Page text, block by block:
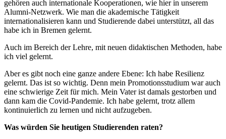
gehören auch internationale Kooperationen, wie hier in unserem
Alumni-Netzwerk. Wie man die akademische Tätigkeit
internationalisieren kann und Studierende dabei unterstützt, all das
habe ich in Bremen gelernt.
Auch im Bereich der Lehre, mit neuen didaktischen Methoden, habe
ich viel gelernt.
Aber es gibt noch eine ganze andere Ebene: Ich habe Resilienz
gelernt. Das ist so wichtig. Denn mein Promotionsstudium war auch
eine schwierige Zeit für mich. Mein Vater ist damals gestorben und
dann kam die Covid-Pandemie. Ich habe gelernt, trotz allem
kontinuierlich zu lernen und nicht aufzugeben.
Was würden Sie heutigen Studierenden raten?